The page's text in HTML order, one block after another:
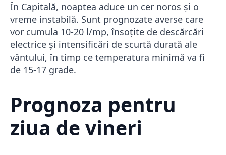
În Capitală, noaptea aduce un cer noros și o
vreme instabilă. Sunt prognozate averse care
vor cumula 10-20 l/mp, însoțite de descărcări
electrice și intensificări de scurtă durată ale
vântului, în timp ce temperatura minimă va fi
de 15-17 grade.
Prognoza pentru
ziua de vineri